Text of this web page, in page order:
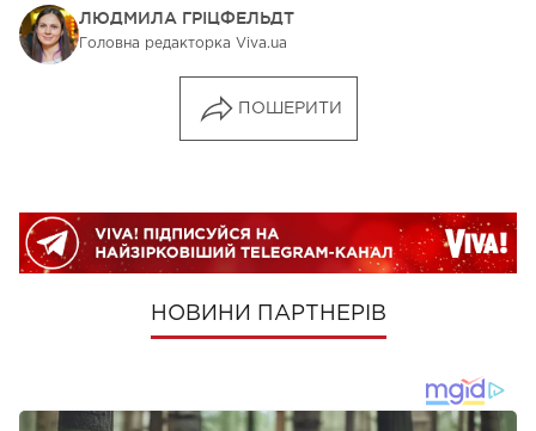
ЛЮДМИЛА ГРІЦФЕЛЬДТ
Головна редакторка Viva.ua
ПОШЕРИТИ
НОВИНИ ПАРТНЕРІВ